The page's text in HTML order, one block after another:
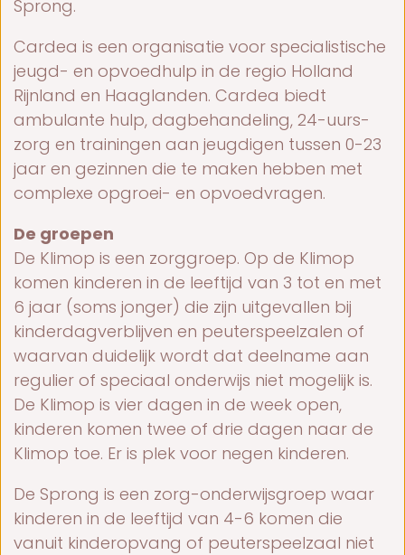
Sprong.
Cardea is een organisatie voor specialistische
jeugd- en opvoedhulp in de regio Holland
Rijnland en Haaglanden. Cardea biedt
ambulante hulp, dagbehandeling, 24-uurs-
zorg en trainingen aan jeugdigen tussen 0-23
jaar en gezinnen die te maken hebben met
complexe opgroei- en opvoedvragen.
De groepen
De Klimop is een zorggroep. Op de Klimop
komen kinderen in de leeftijd van 3 tot en met
6 jaar (soms jonger) die zijn uitgevallen bij
kinderdagverblijven en peuterspeelzalen of
waarvan duidelijk wordt dat deelname aan
regulier of speciaal onderwijs niet mogelijk is.
De Klimop is vier dagen in de week open,
kinderen komen twee of drie dagen naar de
Klimop toe. Er is plek voor negen kinderen.
De Sprong is een zorg-onderwijsgroep waar
kinderen in de leeftijd van 4-6 komen die
vanuit kinderopvang of peuterspeelzaal niet